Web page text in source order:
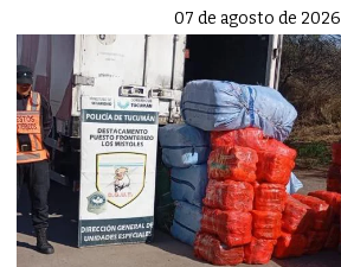
07 de agosto de 2026